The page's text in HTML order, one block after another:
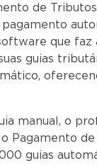
de
que faz
guias
manual, o
Pagamento
guias